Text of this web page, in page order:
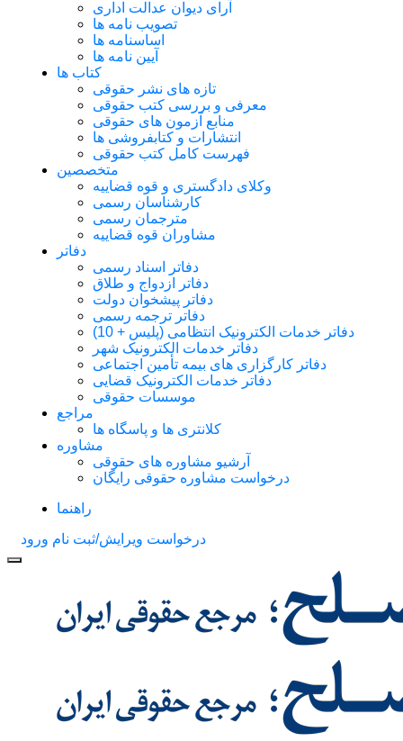
آرای دیوان عدالت اداری
تصویب نامه ها
اساسنامه ها
آیین نامه ها
کتاب ها
تازه های نشر حقوقی
معرفی و بررسی کتب حقوقی
منابع آزمون های حقوقی
انتشارات و کتابفروشی ها
فهرست کامل کتب حقوقی
متخصصین
وکلای دادگستری و قوه قضاییه
کارشناسان رسمی
مترجمان رسمی
مشاوران قوه قضاییه
دفاتر
دفاتر اسناد رسمی
دفاتر ازدواج و طلاق
دفاتر پیشخوان دولت
دفاتر ترجمه رسمی
دفاتر خدمات الکترونیک انتظامی (پلیس + 10)
دفاتر خدمات الکترونیک شهر
دفاتر کارگزاری های بیمه تأمین اجتماعی
دفاتر خدمات الکترونیک قضایی
موسسات حقوقی
مراجع
کلانتری ها و پاسگاه ها
مشاوره
آرشیو مشاوره های حقوقی
درخواست مشاوره حقوقی رایگان
راهنما
درخواست ویرایش/ثبت نام ورود